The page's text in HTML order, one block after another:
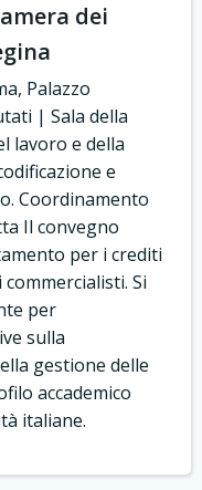
dei
Palazzo
| Sala della
lavoro e della
e
Coordinamento
Il convegno
per i crediti
Si
per
sulla
gestione delle
accademico
italiane.